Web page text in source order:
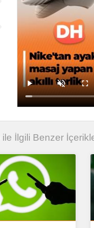
ile İlgili Benzer